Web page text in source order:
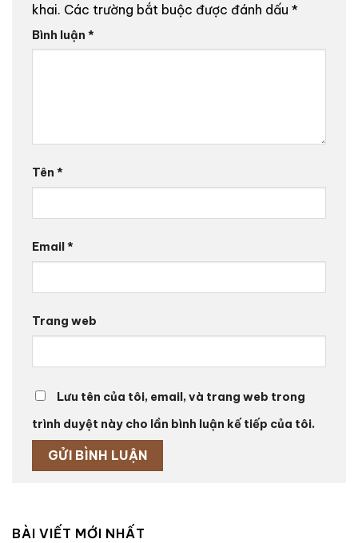
khai. Các trường bắt buộc được đánh dấu *
Bình luận *
Tên *
Email*
Trang web
Lưu tên của tôi, email, và trang web trong
trình duyệt này cho lần bình luận kế tiếp của tôi.
BÀI VIẾT MỚI NHẤT